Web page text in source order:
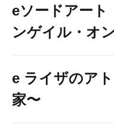
eソードアー
ンゲイル・オ
e ライザのア
家〜